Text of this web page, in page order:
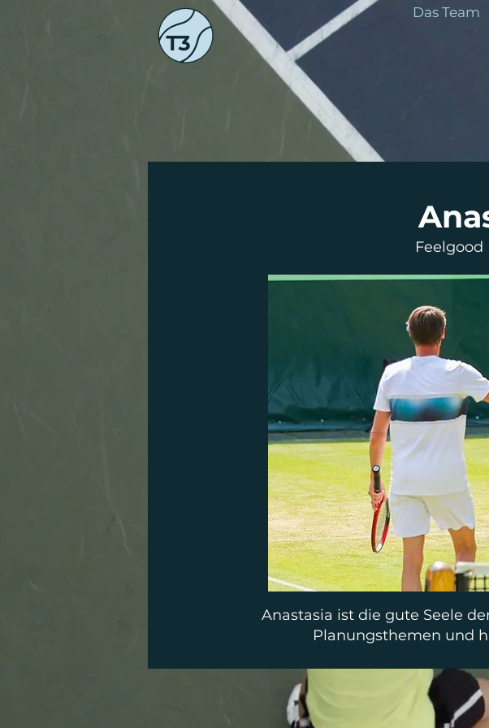
Das Team
Anastasia ist die gute Seele
Planungsthemen und